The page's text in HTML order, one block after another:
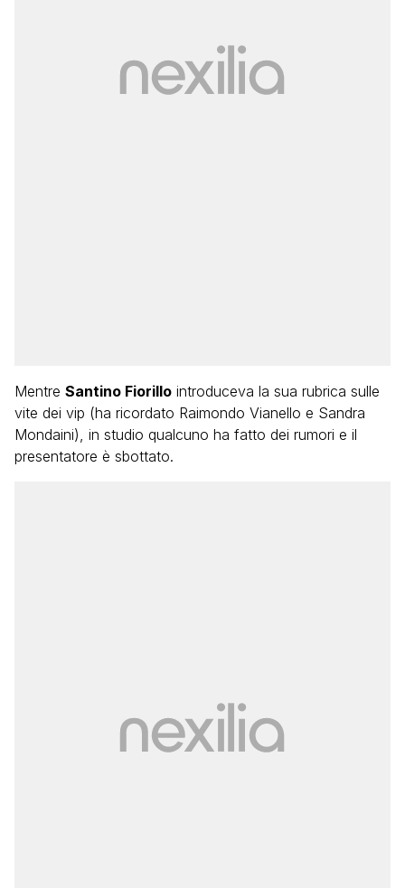
Mentre Santino Fiorillo introduceva la sua rubrica sulle
vite dei vip (ha ricordato Raimondo Vianello e Sandra
Mondaini), in studio qualcuno ha fatto dei rumori e il
presentatore è sbottato.